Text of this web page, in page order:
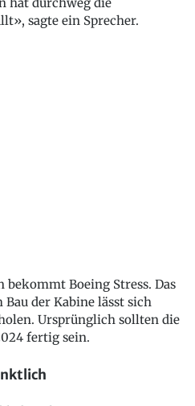
sagte ein Sprecher.
Boeing Stress. Das
Bau der Kabine lässt sich
Ursprünglich sollten die
fertig sein.